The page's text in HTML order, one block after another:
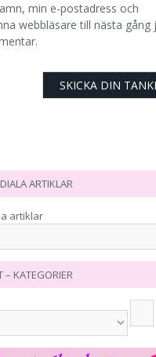
min e-postadress och
webbläsare till nästa gång
ARTIKLAR
artiklar
– KATEGORIER